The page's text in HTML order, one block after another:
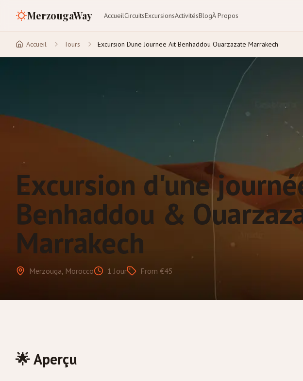
MerzougaWay AccueilCircuitsExcursionsActivitésBlogÀ Propos
Accueil Tours Excursion Dune Journee Ait Benhaddou Ouarzazate Marrakech
Excursion d'une
Benhaddou &
Marrakech
Merzouga, Morocco 1 Jour From €45
🌟 Aperçu